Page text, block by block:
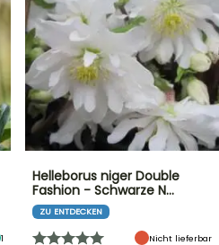
1
Helleborus niger Double
Fashion - Schwarze N…
ZU ENTDECKEN
Nicht lieferbar